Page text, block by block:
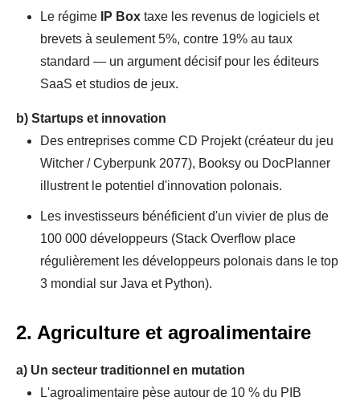
Le régime IP Box taxe les revenus de logiciels et
brevets à seulement 5%, contre 19% au taux
standard — un argument décisif pour les éditeurs
SaaS et studios de jeux.
b) Startups et innovation
Des entreprises comme CD Projekt (créateur du jeu
Witcher / Cyberpunk 2077), Booksy ou DocPlanner
illustrent le potentiel d'innovation polonais.
Les investisseurs bénéficient d'un vivier de plus de
100 000 développeurs (Stack Overflow place
régulièrement les développeurs polonais dans le top
3 mondial sur Java et Python).
2. Agriculture et agroalimentaire
a) Un secteur traditionnel en mutation
L'agroalimentaire pèse autour de 10 % du PIB